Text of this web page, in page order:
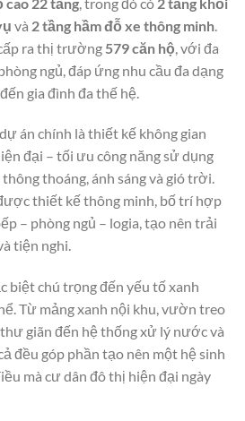
và 2 tầng hầm đỗ xe thông minh
ra thị trường 579 căn hộ , với đa
ngủ, đáp ứng nhu cầu đa dạng
gia đình đa thế hệ.
án chính là thiết kế không gian
đại – tối ưu công năng sử dụng
thoáng, ánh sáng và gió trời.
thiết kế thông minh, bố trí hợp
– phòng ngủ – logia, tạo nên trải
tiện nghi.
biệt chú trọng đến yếu tố xanh
Từ mảng xanh nội khu, vườn treo
giãn đến hệ thống xử lý nước và
đều góp phần tạo nên một hệ sinh
mà cư dân đô thị hiện đại ngày